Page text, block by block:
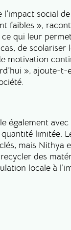
social
faibles »,
qui leur
de scolariser
motivation
», ajoute-
également
limitée.
mais Nithya
des
locale à